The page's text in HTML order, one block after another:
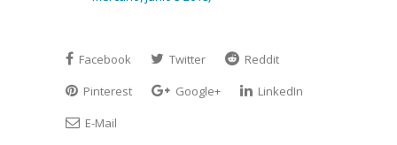
Facebook Twitter
Reddit
Pinterest
Google+
LinkedIn
E-Mail